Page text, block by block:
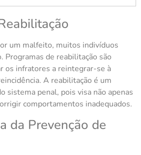
um malfeito, muitos indivíduos
Programas de reabilitação são
os infratores a reintegrar-se à
A reabilitação é um
sistema penal, pois visa não apenas
comportamentos inadequados.
da Prevenção de